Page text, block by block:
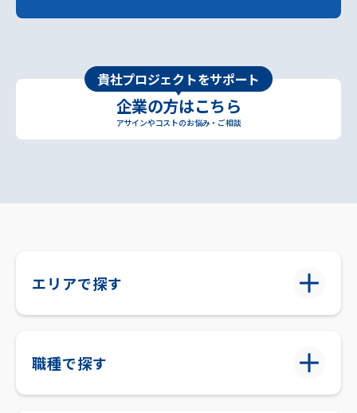
貴社プロジェクトをサポート
企業の方はこちら
アサインやコストのお悩み・ご相談
エリアで探す
職種で探す